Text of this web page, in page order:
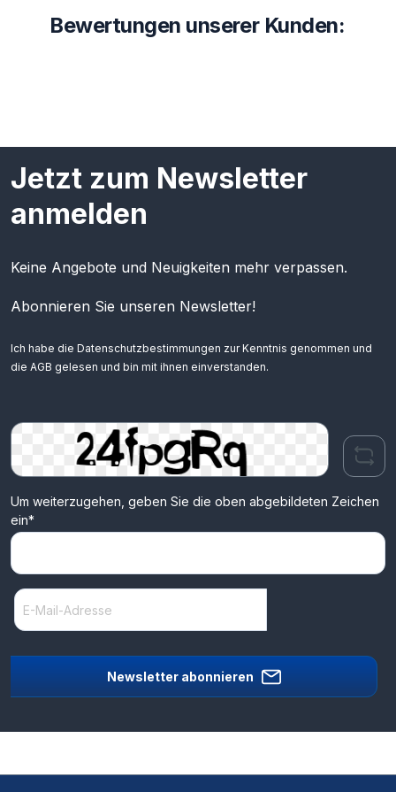
Bewertungen unserer Kunden:
Jetzt zum Newsletter
anmelden
Keine Angebote und Neuigkeiten mehr verpassen.
Abonnieren Sie unseren Newsletter!
Ich habe die Datenschutzbestimmungen zur Kenntnis genommen und
die AGB gelesen und bin mit ihnen einverstanden.
Um weiterzugehen, geben Sie die oben abgebildeten Zeichen
ein*
Newsletter abonnieren